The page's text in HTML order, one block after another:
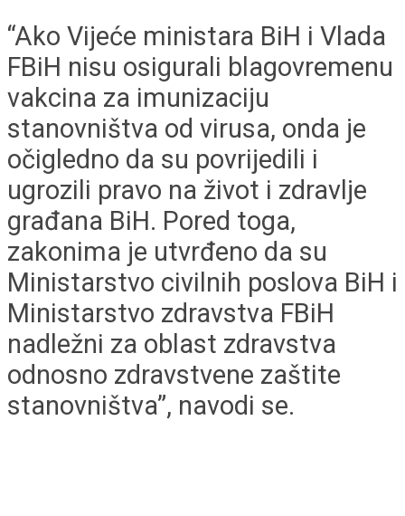
“Ako Vijeće ministara BiH i Vlada
FBiH nisu osigurali blagovremenu
vakcina za imunizaciju
stanovništva od virusa, onda je
očigledno da su povrijedili i
ugrozili pravo na život i zdravlje
građana BiH. Pored toga,
zakonima je utvrđeno da su
Ministarstvo civilnih poslova BiH i
Ministarstvo zdravstva FBiH
nadležni za oblast zdravstva
odnosno zdravstvene zaštite
stanovništva”, navodi se.